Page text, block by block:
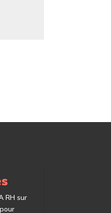
RH sur